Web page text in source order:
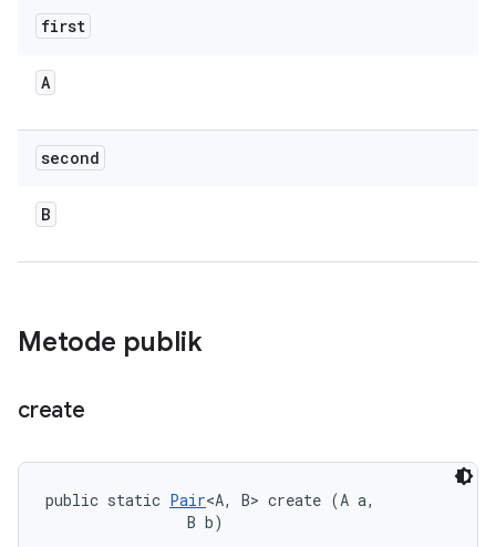
first
A
second
B
Metode publik
create
public static Pair<A, B> create (A a,
                B b)